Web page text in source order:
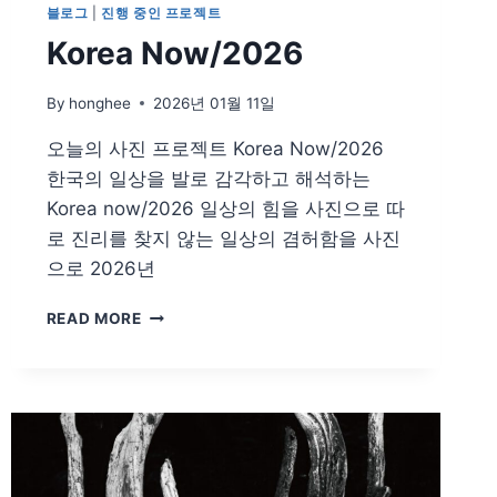
블로그 진행 중인 프로젝트
Korea Now/2026
By honghee 2026년 01월 11일
오늘의 사진 프로젝트 Korea Now/2026
한국의 일상을 발로 감각하고 해석하는
Korea now/2026 일상의 힘을 사진으로 따
로 진리를 찾지 않는 일상의 겸허함을 사진
으로 2026년
READ MOREKOREA